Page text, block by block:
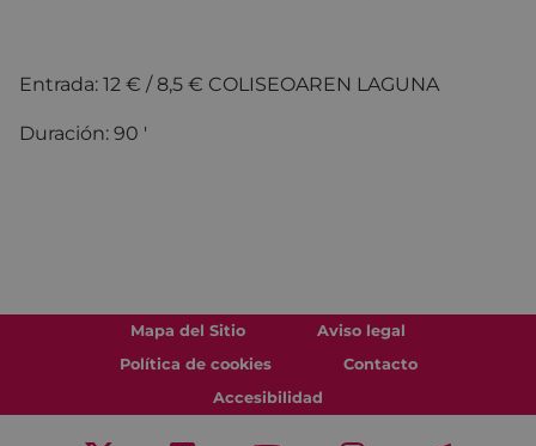
Entrada: 12 € / 8,5 € COLISEOAREN LAGUNA
Duración: 90 '
Mapa del Sitio
Aviso legal
Política de cookies
Contacto
Accesibilidad